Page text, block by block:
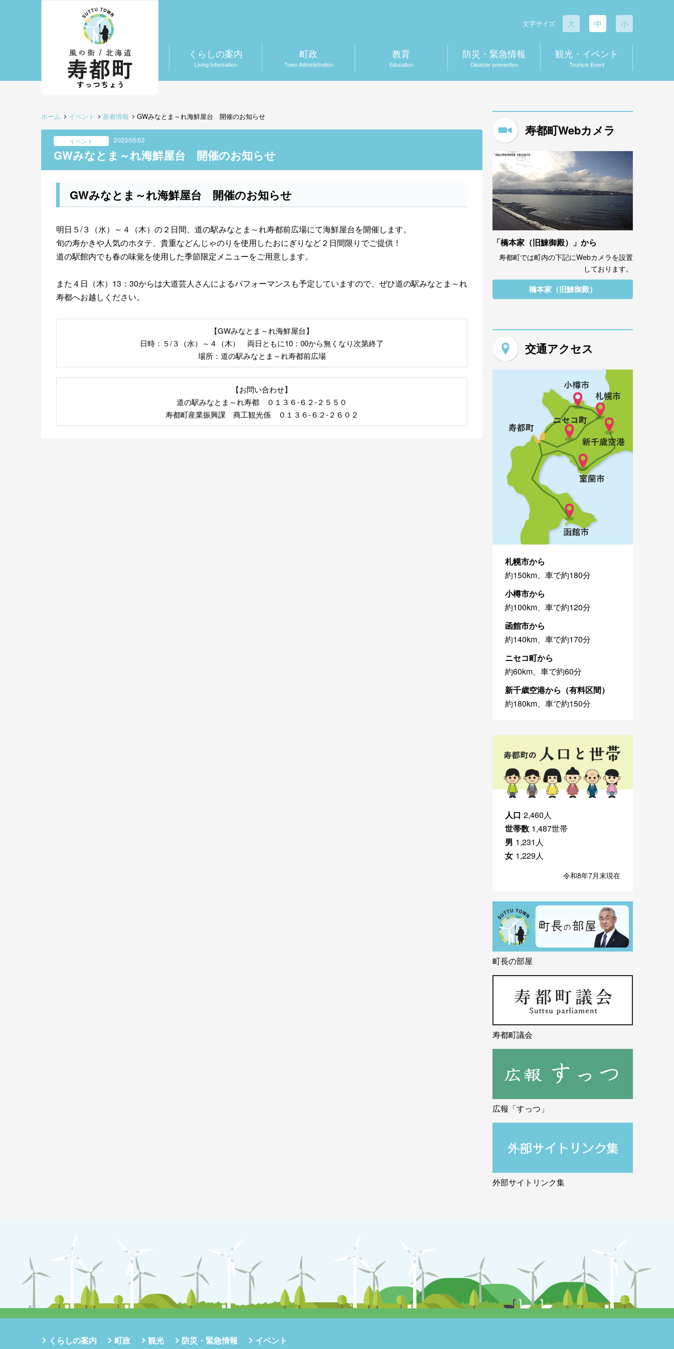
くらしの案内
Living Information
町政
Town Administration
教育
Education
防災・緊急情報
Disaster prevention
観光・イベント
Tourism Event
文字サイズ 大 中 小
ホーム イベント 新着情報 GWみなとま～れ海鮮屋台 開催のお知らせ
イベント 2023/05/02
GWみなとま～れ海鮮屋台 開催のお知らせ
GWみなとま～れ海鮮屋台 開催のお知らせ
明日５/３（水）～４（木）の２日間、道の駅みなとま～れ寿都前広場にて海鮮屋台を開催します。
旬の寿かきや人気のホタテ、貴重などんじゃのりを使用したおにぎりなど２日間限りでご提供！
道の駅館内でも春の味覚を使用した季節限定メニューをご用意します。
また４日（木）13：30からは大道芸人さんによるパフォーマンスも予定していますので、ぜひ道の駅みなとま～れ
寿都へお越しください。
【GWみなとま～れ海鮮屋台】
日時：５/３（水）～４（木） 両日ともに10：00から無くなり次第終了
場所：道の駅みなとま～れ寿都前広場
【お問い合わせ】
道の駅みなとま～れ寿都 ０１３６-６２-２５５０
寿都町産業振興課 商工観光係 ０１３６-６２-２６０２
寿都町Webカメラ
「橋本家（旧鰊御殿）」から
寿都町では町内の下記にWebカメラを設置
しております。
橋本家（旧鰊御殿）
交通アクセス
札幌市から
約150km、車で約180分
小樽市から
約100km、車で約120分
函館市から
約140km、車で約170分
ニセコ町から
約60km、車で約60分
新千歳空港から（有料区間）
約180km、車で約150分
人口 2,460人
世帯数 1,487世帯
男 1,231人
女 1,229人
令和8年7月末現在
町長の部屋
寿都町議会
広報「すっつ」
外部サイトリンク集
くらしの案内 町政 観光 防災・緊急情報 イベント